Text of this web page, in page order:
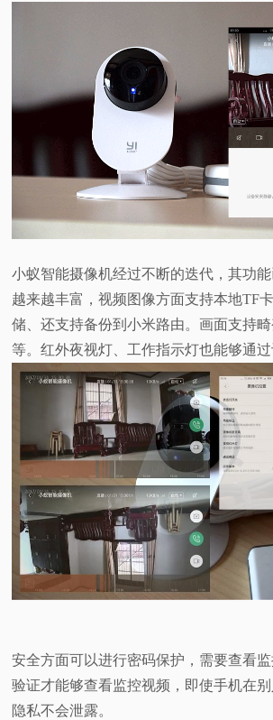
小蚁智能摄像机经过不断的迭代，其功能
越来越丰富，视频图像方面支持本地TF
储、还支持备份到小米路由。画面支持
等。红外夜视灯、工作指示灯也能够通过
安全方面可以进行密码保护，需要查看
验证才能够查看监控视频，即使手机在
隐私不会泄露。